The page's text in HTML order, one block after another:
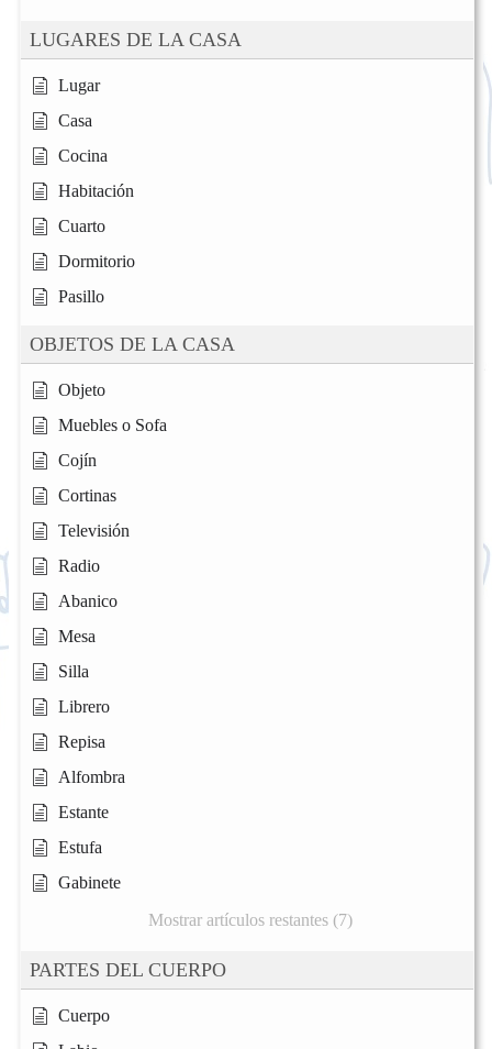
LUGARES DE LA CASA
Lugar
Casa
Cocina
Habitación
Cuarto
Dormitorio
Pasillo
OBJETOS DE LA CASA
Objeto
Muebles o Sofa
Cojín
Cortinas
Televisión
Radio
Abanico
Mesa
Silla
Librero
Repisa
Alfombra
Estante
Estufa
Gabinete
Mostrar artículos restantes (7)
PARTES DEL CUERPO
Cuerpo